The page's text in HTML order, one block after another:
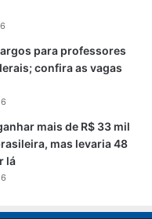
para professores
confira as vagas
mais de R$ 33 mil
mas levaria 48
lá